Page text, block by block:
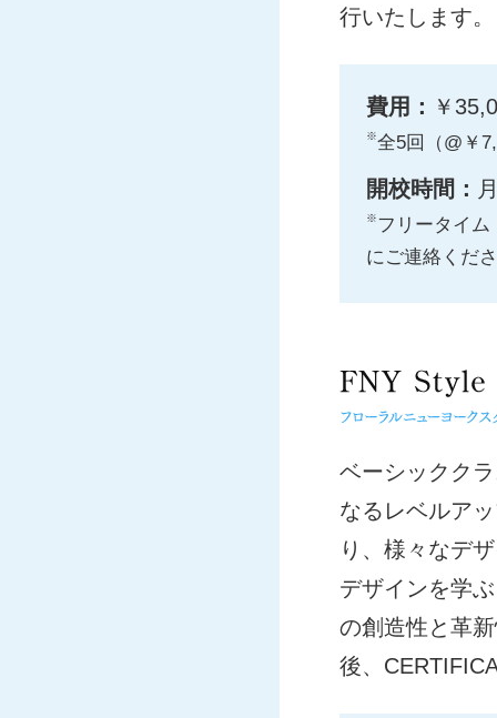
行いたします。
費用： ￥
※全5回（@￥
開校時間：
※フリータイ
にご連絡くだ
ベーシックク
なるレベルア
り、様々なデ
デザインを学
の創造性と革
後、